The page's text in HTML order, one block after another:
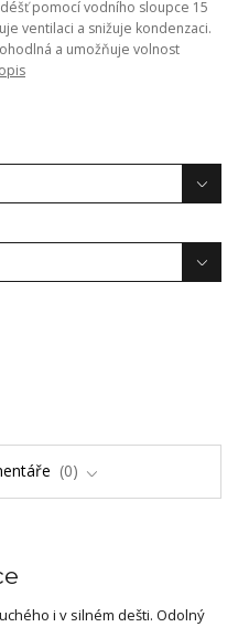
pomocí vodního sloupce 15
ventilaci a snižuje kondenzaci.
a umožňuje volnost
0
i v silném dešti. Odolný